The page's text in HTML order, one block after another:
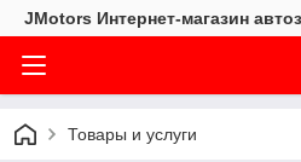
JMotors Интернет-магазин
Товары и услуги